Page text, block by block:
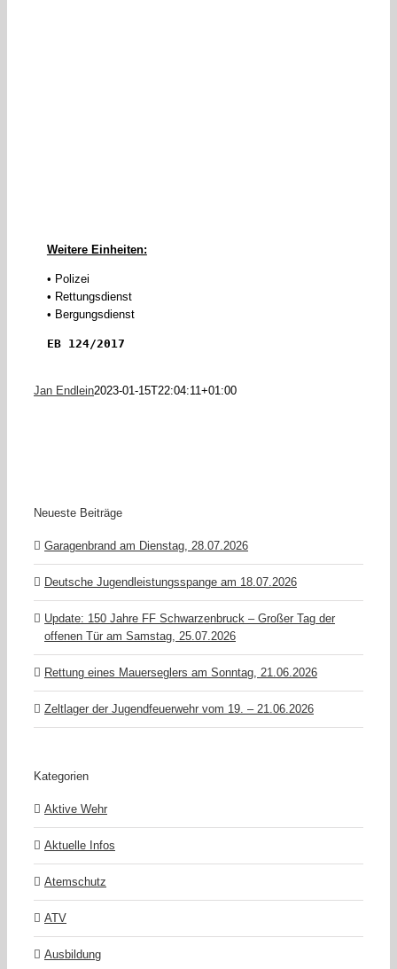
Weitere Einheiten:
• Polizei
• Rettungsdienst
• Bergungsdienst
EB 124/2017
Jan Endlein2023-01-15T22:04:11+01:00
Neueste Beiträge
Garagenbrand am Dienstag, 28.07.2026
Deutsche Jugendleistungsspange am 18.07.2026
Update: 150 Jahre FF Schwarzenbruck – Großer Tag der
offenen Tür am Samstag, 25.07.2026
Rettung eines Mauerseglers am Sonntag, 21.06.2026
Zeltlager der Jugendfeuerwehr vom 19. – 21.06.2026
Kategorien
Aktive Wehr
Aktuelle Infos
Atemschutz
ATV
Ausbildung